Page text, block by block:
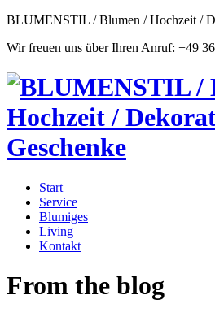
BLUMENSTIL / Blumen / Hochzeit /
Wir freuen uns über Ihren Anruf: +49
Start
Service
Blumiges
Living
Kontakt
From the blog